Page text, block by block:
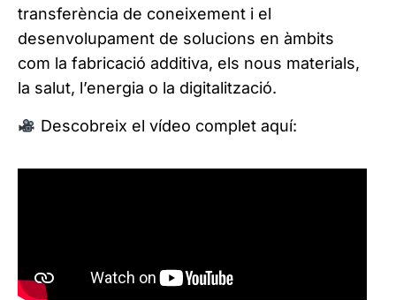
transferència de coneixement i el
desenvolupament de solucions en àmbits
com la fabricació additiva, els nous materials,
la salut, l’energia o la digitalització.
Descobreix el vídeo complet aquí: